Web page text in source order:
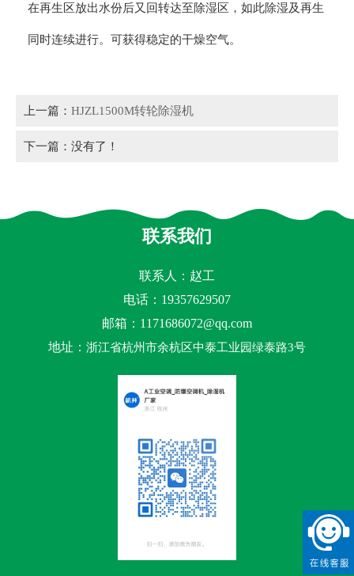
在再生区放出水份后又回转达至除湿区，如此除湿及再生
同时连续进行。可获得稳定的干燥空气。
上一篇： HJZL1500M转轮除湿机
下一篇：没有了！
联系我们
联系人：赵工
电话：19357629507
邮箱： 1171686072@qq.com
地址： 浙江省杭州市余杭区中泰工业园绿泰路3号